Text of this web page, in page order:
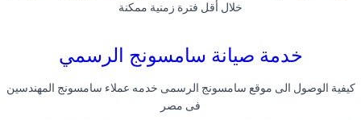
خلال أقل فترة زمنية ممكنة
خدمة صيانة سامسونج الرسمي
كيفية الوصول الى موقع سامسونج الرسمى خدمه عملاء سامسونج المهندسين
فى مصر